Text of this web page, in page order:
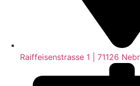
Raiffeisenstrasse 1 | 71126